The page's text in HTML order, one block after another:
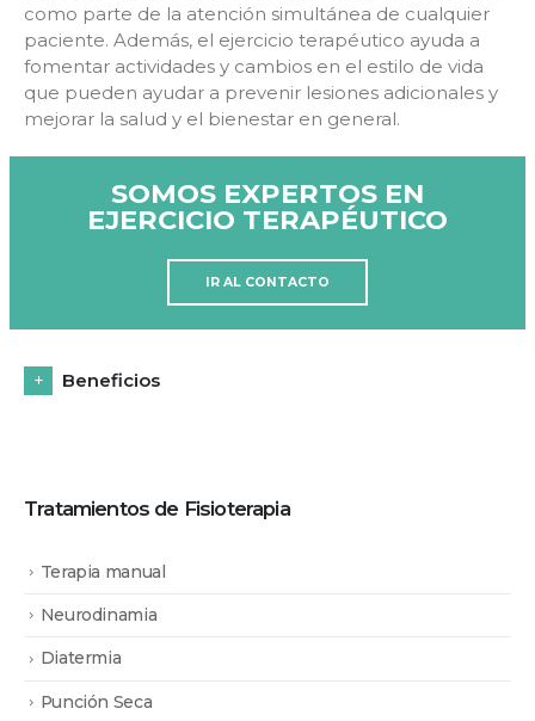
como parte de la atención simultánea de cualquier
paciente. Además, el ejercicio terapéutico ayuda a
fomentar actividades y cambios en el estilo de vida
que pueden ayudar a prevenir lesiones adicionales y
mejorar la salud y el bienestar en general.
SOMOS EXPERTOS EN
EJERCICIO TERAPÉUTICO
IR AL CONTACTO
Beneficios
Tratamientos de Fisioterapia
Terapia manual
Neurodinamia
Diatermia
Punción Seca